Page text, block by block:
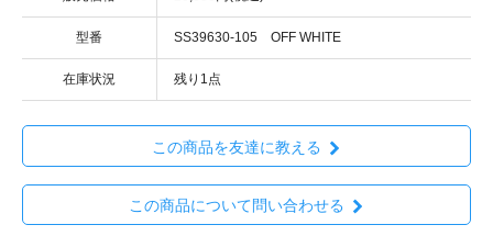
型番 SS39630-105 OFF WHITE
在庫状況 残り1点
この商品を友達に教える
この商品について問い合わせる